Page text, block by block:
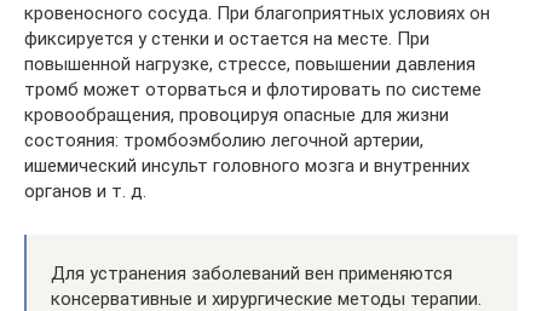
кровеносного сосуда. При благоприятных условиях он
фиксируется у стенки и остается на месте. При
повышенной нагрузке, стрессе, повышении давления
тромб может оторваться и флотировать по системе
кровообращения, провоцируя опасные для жизни
состояния: тромбоэмболию легочной артерии,
ишемический инсульт головного мозга и внутренних
органов и т. д.
Для устранения заболеваний вен применяются
консервативные и хирургические методы терапии.